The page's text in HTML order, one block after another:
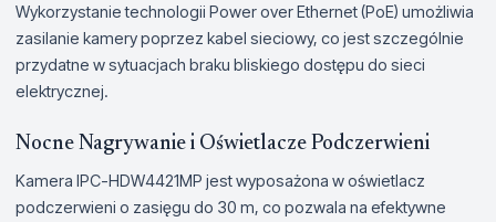
Wykorzystanie technologii Power over Ethernet (PoE) umożliwia
zasilanie kamery poprzez kabel sieciowy, co jest szczególnie
przydatne w sytuacjach braku bliskiego dostępu do sieci
elektrycznej.
Nocne Nagrywanie i Oświetlacze Podczerwieni
Kamera IPC-HDW4421MP jest wyposażona w oświetlacz
podczerwieni o zasięgu do 30 m, co pozwala na efektywne